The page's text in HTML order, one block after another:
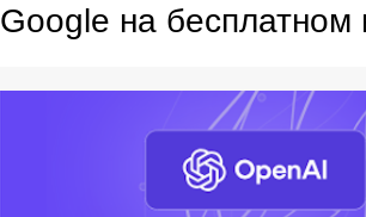
Google на